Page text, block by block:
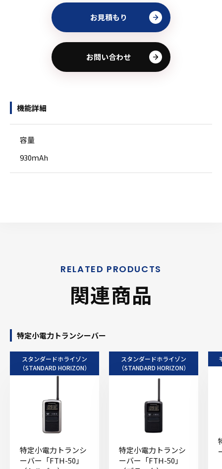
お見積もり
お問い合わせ
機能詳細
容量
930ｍAh
関連商品
特定小電力トランシーバー
スタンダードホライゾン
（STANDARD HORIZON）
特定小電力トランシ
ーバー「FTH-50」
スタンダードホライゾン
（STANDARD HORIZON）
特定小電力トランシ
ーバー「FTH-50」